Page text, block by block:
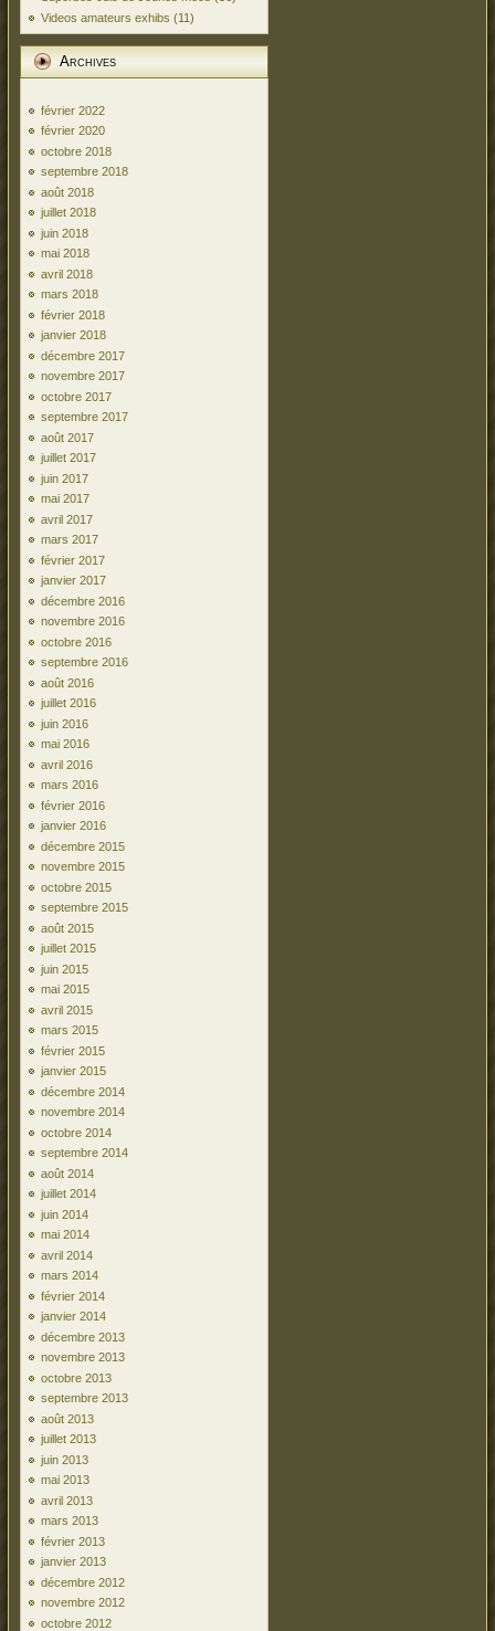
Videos amateurs exhibs (11)
Archives
février 2022
février 2020
octobre 2018
septembre 2018
août 2018
juillet 2018
juin 2018
mai 2018
avril 2018
mars 2018
février 2018
janvier 2018
décembre 2017
novembre 2017
octobre 2017
septembre 2017
août 2017
juillet 2017
juin 2017
mai 2017
avril 2017
mars 2017
février 2017
janvier 2017
décembre 2016
novembre 2016
octobre 2016
septembre 2016
août 2016
juillet 2016
juin 2016
mai 2016
avril 2016
mars 2016
février 2016
janvier 2016
décembre 2015
novembre 2015
octobre 2015
septembre 2015
août 2015
juillet 2015
juin 2015
mai 2015
avril 2015
mars 2015
février 2015
janvier 2015
décembre 2014
novembre 2014
octobre 2014
septembre 2014
août 2014
juillet 2014
juin 2014
mai 2014
avril 2014
mars 2014
février 2014
janvier 2014
décembre 2013
novembre 2013
octobre 2013
septembre 2013
août 2013
juillet 2013
juin 2013
mai 2013
avril 2013
mars 2013
février 2013
janvier 2013
décembre 2012
novembre 2012
octobre 2012